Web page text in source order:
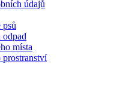
údajů
psů
místa